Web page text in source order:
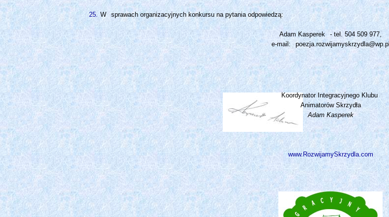
25. W sprawach organizacyjnych konkursu na pytania odpowiedzą:
Adam Kasperek
- tel. 504 509 977,
e-mail:
poezja.rozwijamyskrzydla@wp.pl
Koordynator Integracyjnego Klubu
Animatorów Skrzydła
Adam Kasperek
www.RozwijamySkrzydla.com